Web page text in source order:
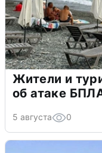
Жители и
об атаке
5 августа 0